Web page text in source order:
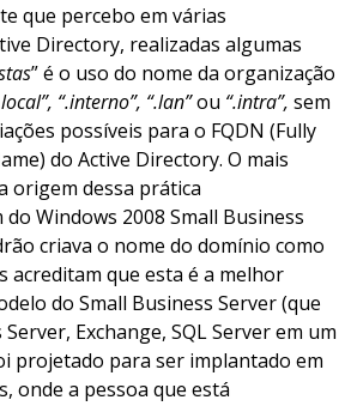
que percebo em várias
Directory, realizadas algumas
” é o uso do nome da organização
“.interno”, “.lan”ou “.intra”, sem
possíveis para o FQDN (Fully
do Active Directory. O mais
origem dessa prática
Windows 2008 Small Business
criava o nome do domínio como
acreditam que esta é a melhor
do Small Business Server (que
Exchange, SQL Server em um
projetado para ser implantado em
onde a pessoa que está